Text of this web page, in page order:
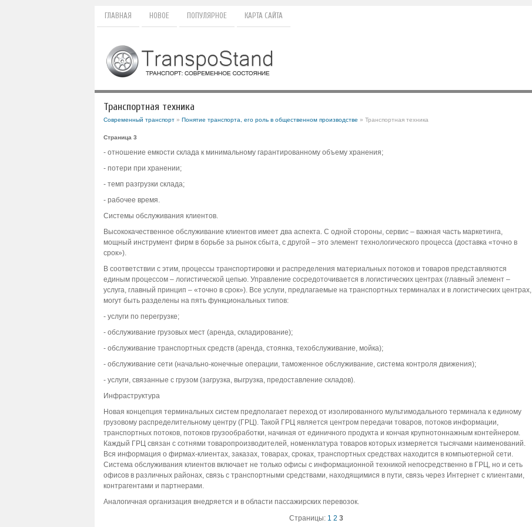
ГЛАВНАЯ НОВОЕ ПОПУЛЯРНОЕ КАРТА САЙТА
Транспортная техника
Современный транспорт» Понятие транспорта, его роль в общественном производстве » Транспортная техника
Страница 3
- отношение емкости склада к минимальному гарантированному объему хранения;
- потери при хранении;
- темп разгрузки склада;
- рабочее время.
Системы обслуживания клиентов.
Высококачественное обслуживание клиентов имеет два аспекта. С одной стороны, сервис – важная часть маркетинга,
мощный инструмент фирм в борьбе за рынок сбыта, с другой – это элемент технологического процесса (доставка «точно в
срок»).
В соответствии с этим, процессы транспортировки и распределения материальных потоков и товаров представляются
единым процессом – логистической цепью. Управление сосредоточивается в логистических центрах (главный элемент –
услуга, главный принцип – «точно в срок»). Все услуги, предлагаемые на транспортных терминалах и в логистических центрах,
могут быть разделены на пять функциональных типов:
- услуги по перегрузке;
- обслуживание грузовых мест (аренда, складирование);
- обслуживание транспортных средств (аренда, стоянка, техобслуживание, мойка);
- обслуживание сети (начально-конечные операции, таможенное обслуживание, система контроля движения);
- услуги, связанные с грузом (загрузка, выгрузка, предоставление складов).
Инфраструктура
Новая концепция терминальных систем предполагает переход от изолированного мультимодального терминала к единому
грузовому распределительному центру (ГРЦ). Такой ГРЦ является центром передачи товаров, потоков информации,
транспортных потоков, потоков грузообработки, начиная от единичного продукта и кончая крупнотоннажным контейнером.
Каждый ГРЦ связан с сотнями товаропроизводителей, номенклатура товаров которых измеряется тысячами наименований.
Вся информация о фирмах-клиентах, заказах, товарах, сроках, транспортных средствах находится в компьютерной сети.
Система обслуживания клиентов включает не только офисы с информационной техникой непосредственно в ГРЦ, но и сеть
офисов в различных районах, связь с транспортными средствами, находящимися в пути, связь через Интернет с клиентами,
контрагентами и партнерами.
Аналогичная организация внедряется и в области пассажирских перевозок.
Страницы: 1 2 3